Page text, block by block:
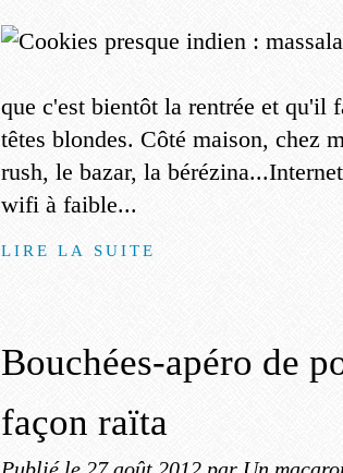
que c'est bientôt la rentrée et qu'il
têtes blondes. Côté maison, chez
rush, le bazar, la
wifi à faible...
LIRE LA SUITE
Bouchées-apéro de
façon raïta